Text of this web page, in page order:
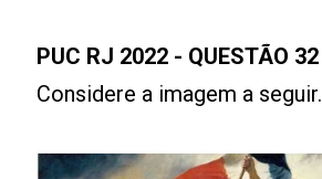
PUC RJ 2022 - QUESTÃO 32
Considere a imagem a seguir.